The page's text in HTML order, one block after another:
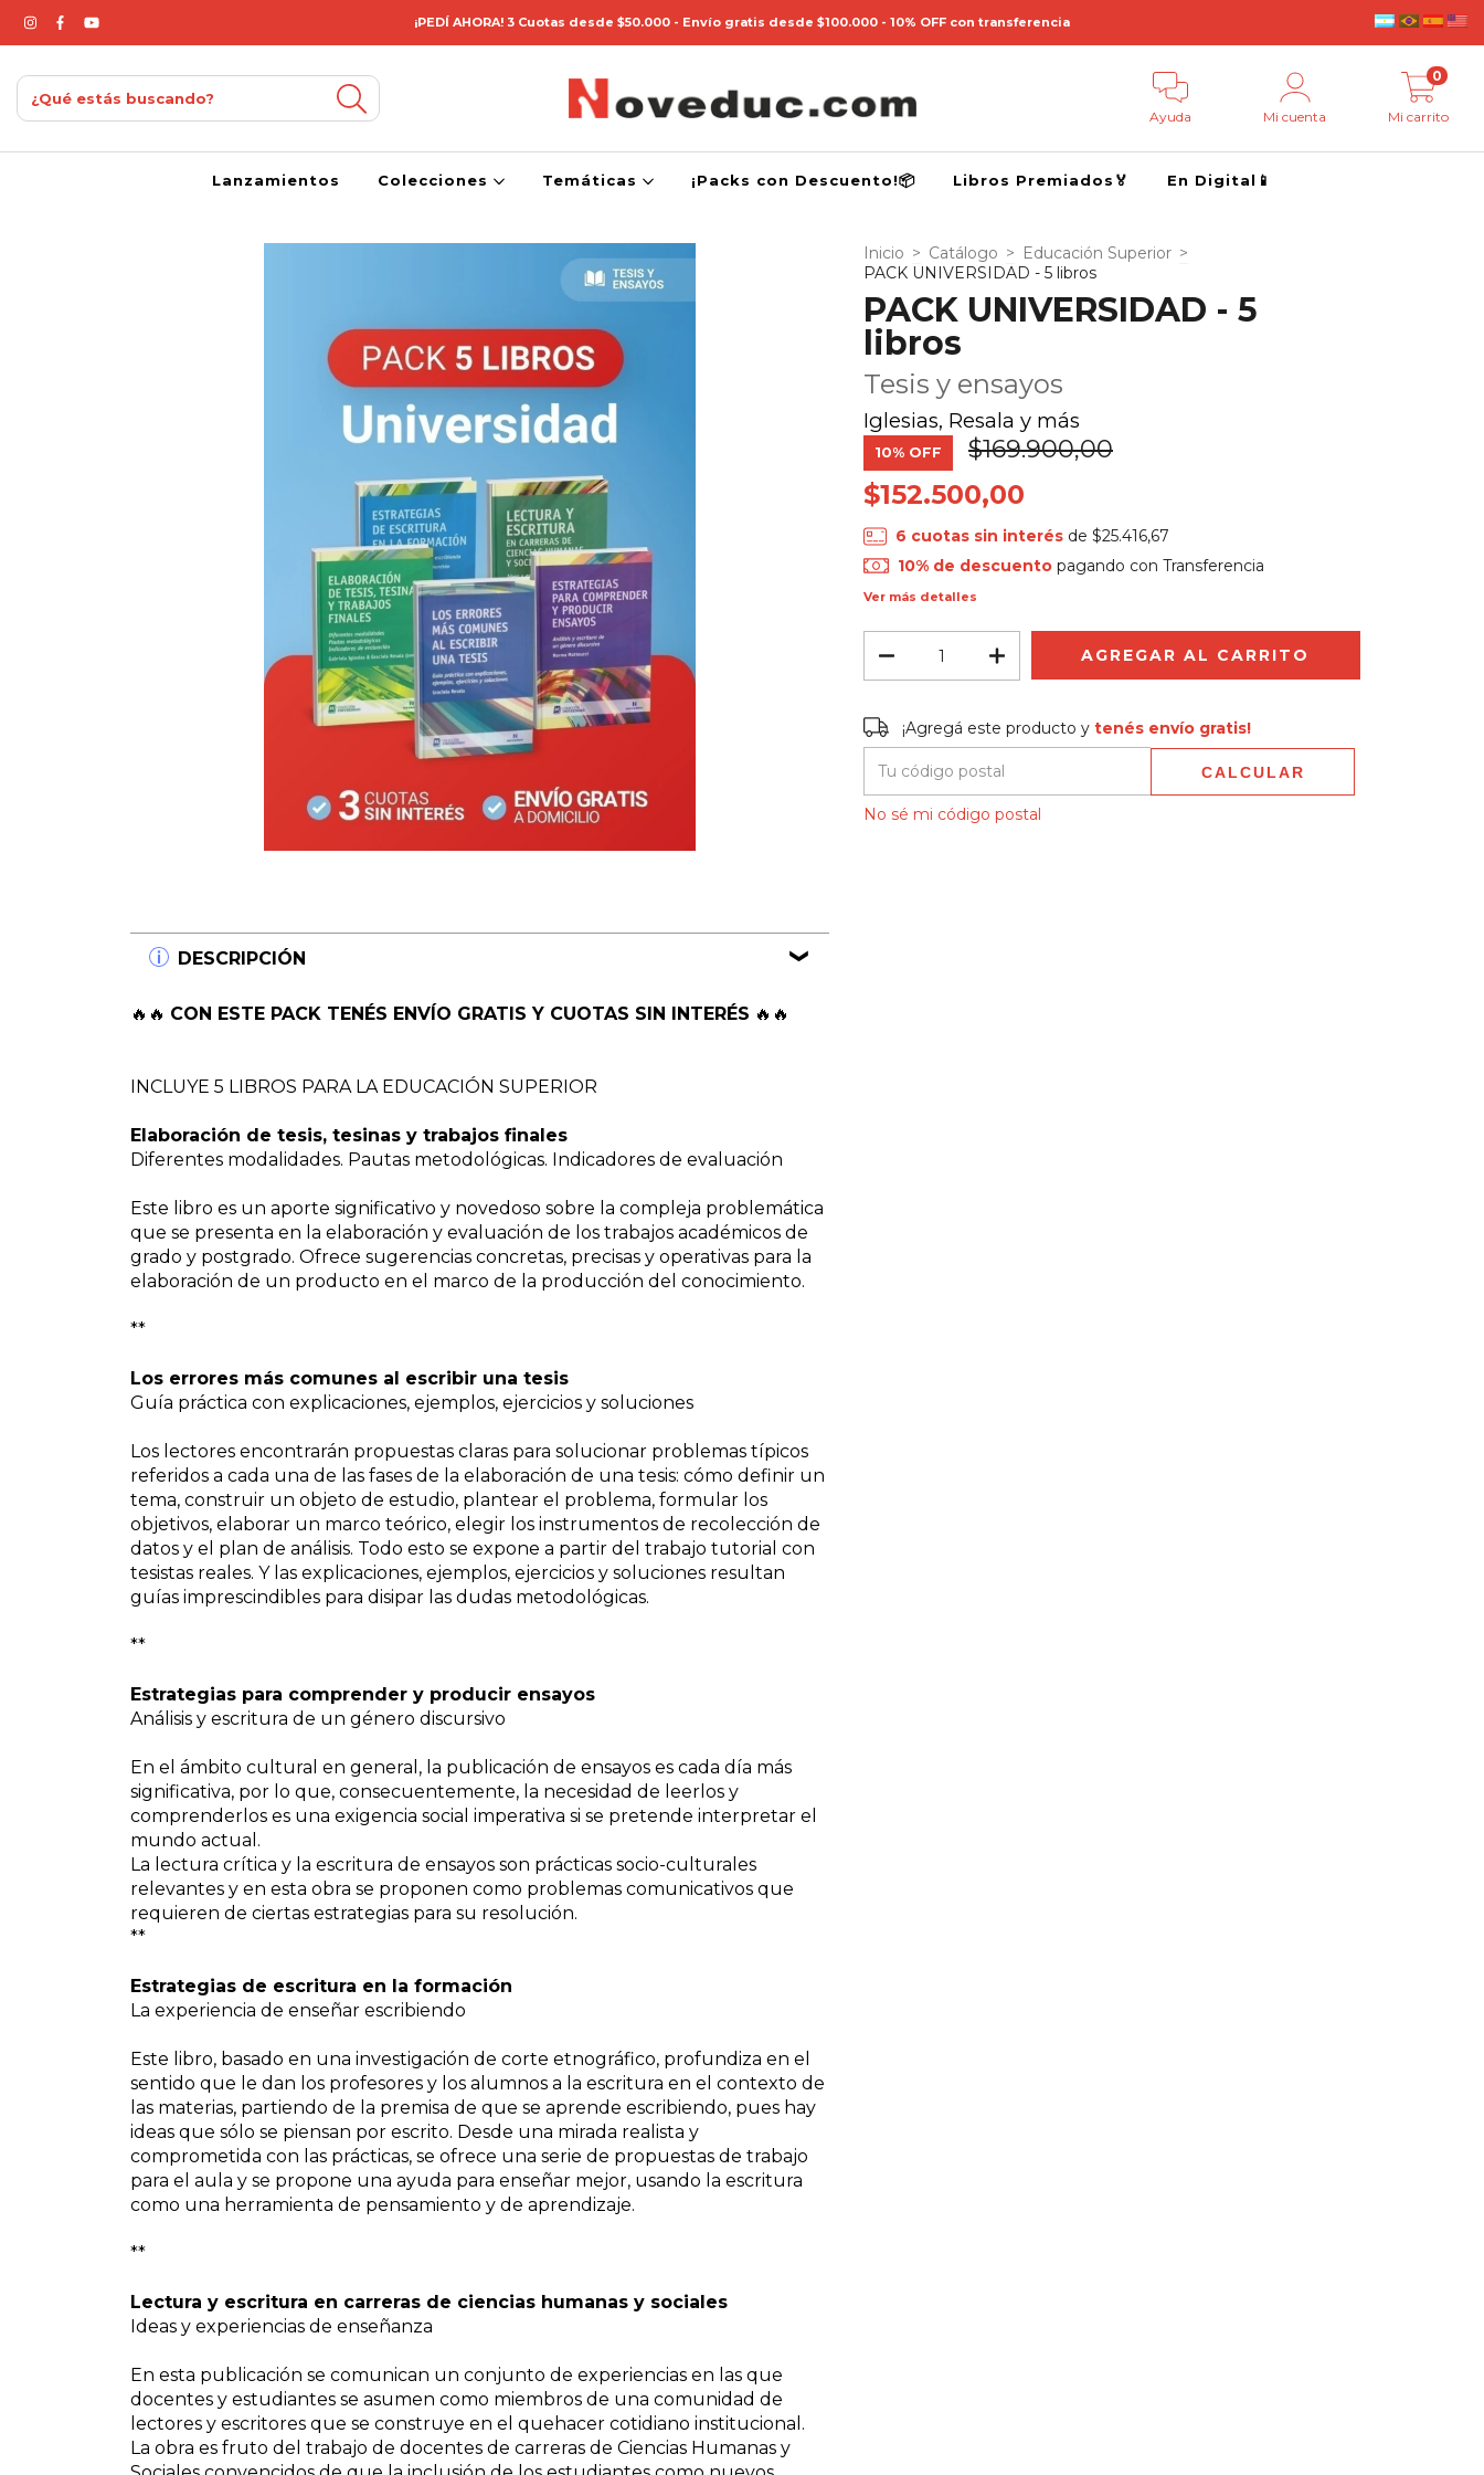
¡PEDÍ AHORA! 3 Cuotas desde $50.000 - Envío gratis desde $100.000 - 10% OFF con transferencia
Ayuda Mi cuenta Mi carrito
0
Lanzamientos Colecciones Temáticas ¡Packs con Descuento!📦 Libros Premiados🏅 En Digital📱
DESCRIPCIÓN
🔥🔥 CON ESTE PACK TENÉS ENVÍO GRATIS Y CUOTAS SIN INTERÉS 🔥🔥
INCLUYE 5 LIBROS PARA LA EDUCACIÓN SUPERIOR
Elaboración de tesis, tesinas y trabajos finales
Diferentes modalidades. Pautas metodológicas. Indicadores de evaluación
Este libro es un aporte significativo y novedoso sobre la compleja problemática
que se presenta en la elaboración y evaluación de los trabajos académicos de
grado y postgrado. Ofrece sugerencias concretas, precisas y operativas para la
elaboración de un producto en el marco de la producción del conocimiento.
**
Los errores más comunes al escribir una tesis
Guía práctica con explicaciones, ejemplos, ejercicios y soluciones
Los lectores encontrarán propuestas claras para solucionar problemas típicos
referidos a cada una de las fases de la elaboración de una tesis: cómo definir un
tema, construir un objeto de estudio, plantear el problema, formular los
objetivos, elaborar un marco teórico, elegir los instrumentos de recolección de
datos y el plan de análisis. Todo esto se expone a partir del trabajo tutorial con
tesistas reales. Y las explicaciones, ejemplos, ejercicios y soluciones resultan
guías imprescindibles para disipar las dudas metodológicas.
**
Estrategias para comprender y producir ensayos
Análisis y escritura de un género discursivo
En el ámbito cultural en general, la publicación de ensayos es cada día más
significativa, por lo que, consecuentemente, la necesidad de leerlos y
comprenderlos es una exigencia social imperativa si se pretende interpretar el
mundo actual.
La lectura crítica y la escritura de ensayos son prácticas socio-culturales
relevantes y en esta obra se proponen como problemas comunicativos que
requieren de ciertas estrategias para su resolución.
**
Estrategias de escritura en la formación
La experiencia de enseñar escribiendo
Este libro, basado en una investigación de corte etnográfico, profundiza en el
sentido que le dan los profesores y los alumnos a la escritura en el contexto de
las materias, partiendo de la premisa de que se aprende escribiendo, pues hay
ideas que sólo se piensan por escrito. Desde una mirada realista y
comprometida con las prácticas, se ofrece una serie de propuestas de trabajo
para el aula y se propone una ayuda para enseñar mejor, usando la escritura
como una herramienta de pensamiento y de aprendizaje.
**
Lectura y escritura en carreras de ciencias humanas y sociales
Ideas y experiencias de enseñanza
En esta publicación se comunican un conjunto de experiencias en las que
docentes y estudiantes se asumen como miembros de una comunidad de
lectores y escritores que se construye en el quehacer cotidiano institucional.
La obra es fruto del trabajo de docentes de carreras de Ciencias Humanas y
Inicio > Catálogo > Educación Superior >
PACK UNIVERSIDAD - 5 libros
PACK UNIVERSIDAD - 5
libros
Tesis y ensayos
Iglesias, Resala y más
10% OFF $169.900,00
$152.500,00
6 cuotas sin interésde $25.416,67
10% de descuento pagando con Transferencia
Ver más detalles
¡Agregá este producto y tenés envío gratis!
Entregas para el CP: CAMBIAR CP
¡Agregá este producto ytenés envío gratis!
CALCULAR
No sé mi código postal